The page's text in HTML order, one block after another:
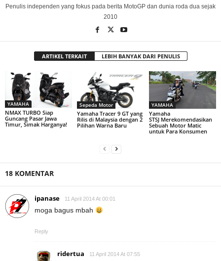
Penulis independen yang fokus pada berita MotoGP dan dunia roda dua sejak
2010
ARTIKEL TERKAIT LEBIH BANYAK DARI PENULIS
YAMAHA
NMAX TURBO Siap
Guncang Pasar Jawa
Timur, Simak Harganya!
Sepeda Motor
Yamaha Tracer 9 GT yang
Rilis di Malaysia dengan 2
Pilihan Warna Baru
YAMAHA
Yamaha
STSJ Merekomendasikan
Sebuah Motor Matic
untuk Para Konsumen
18 KOMENTAR
ipanase 11 April 2014 At 00:01
moga bagus mbah
Reply
ridertua 11 April 2014 At 07:55